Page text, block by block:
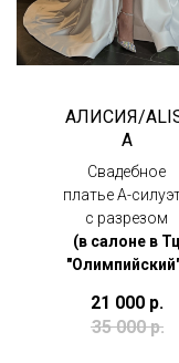
АЛИСИЯ/
A
Свадебное
платье А-
с разрезом
(в салоне в Тц
21 000 р.
35 000 р.